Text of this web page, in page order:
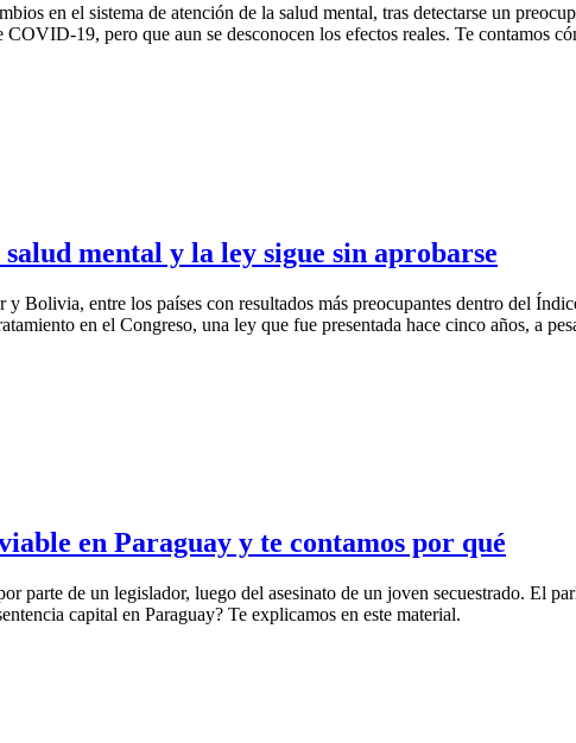
en el sistema de atención de la salud mental, tras detectarse un
19, pero que aun se desconocen los efectos reales. Te contamos
mental y la ley sigue sin aprobarse
Bolivia, entre los países con resultados más preocupantes dentro del
en el Congreso, una ley que fue presentada hace cinco años, a
en Paraguay y te contamos por qué
parte de un legislador, luego del asesinato de un joven secuestrado. El
capital en Paraguay? Te explicamos en este material.